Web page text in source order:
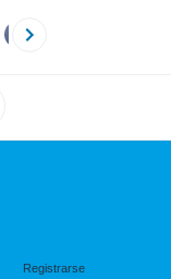
Registrarse